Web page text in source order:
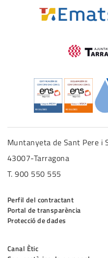
Muntanyeta de Sant Pere i
43007-Tarragona
T. 900 550 555
Perfil del contractant
Portal de transparència
Protecció de dades
Canal Ètic